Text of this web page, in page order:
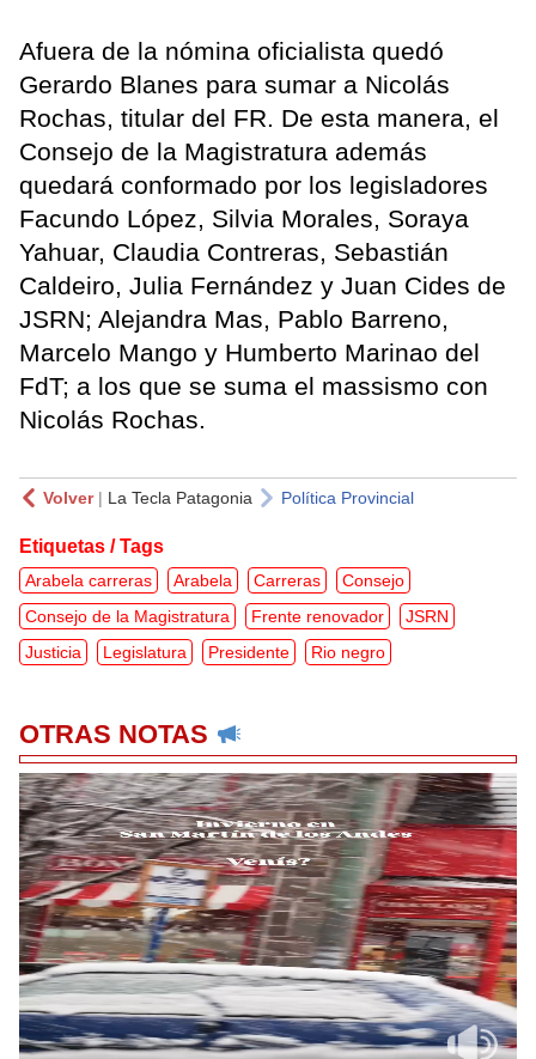
Afuera de la nómina oficialista quedó
Gerardo Blanes para sumar a Nicolás
Rochas, titular del FR. De esta manera, el
Consejo de la Magistratura además
quedará conformado por los legisladores
Facundo López, Silvia Morales, Soraya
Yahuar, Claudia Contreras, Sebastián
Caldeiro, Julia Fernández y Juan Cides de
JSRN; Alejandra Mas, Pablo Barreno,
Marcelo Mango y Humberto Marinao del
FdT; a los que se suma el massismo con
Nicolás Rochas.
Volver| La Tecla Patagonia Política Provincial
Etiquetas / Tags
Arabela carreras Arabela Carreras
Consejo
Consejo de la Magistratura
Frente renovador
JSRN
Justicia
Legislatura Presidente Rio negro
OTRAS NOTAS